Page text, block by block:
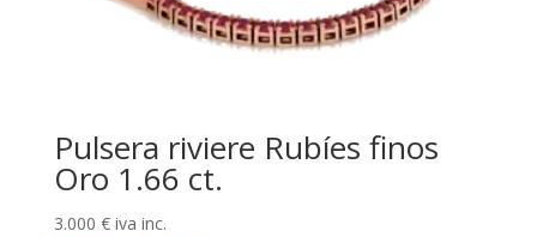
Pulsera riviere Rubíes finos
Oro 1.66 ct.
3.000 € iva inc.